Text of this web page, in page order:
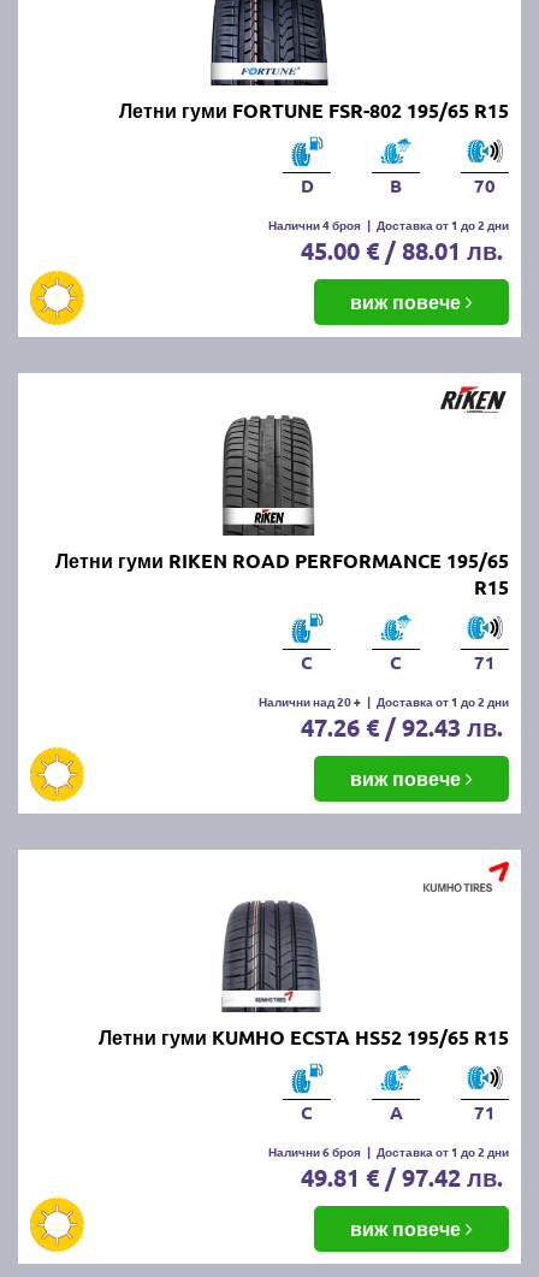
Летни гуми FORTUNE FSR-802 195/65 R15
D B 70
Налични 4 броя | Доставка от 1 до 2 дни
45.00 € / 88.01 лв.
виж повече
Летни гуми RIKEN ROAD PERFORMANCE 195/65
R15
C C 71
Налични над 20 + | Доставка от 1 до 2 дни
47.26 € / 92.43 лв.
виж повече
Летни гуми KUMHO ECSTA HS52 195/65 R15
C A 71
Налични 6 броя | Доставка от 1 до 2 дни
49.81 € / 97.42 лв.
виж повече